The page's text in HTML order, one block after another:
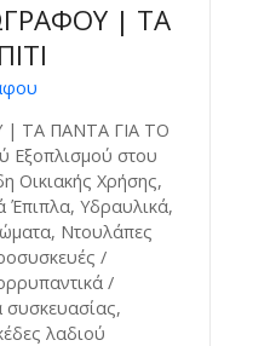
| ΤΑ
| ΤΑ ΠΑΝΤΑ ΓΙΑ ΤΟ
Εξοπλισμού στου
Οικιακής Χρήσης,
Έπιπλα, Υδραυλικά,
Ντουλάπες
/
/
συσκευασίας,
λαδιού